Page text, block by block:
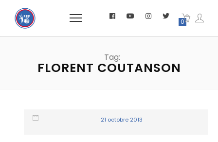
0
Tag:
FLORENT COUTANSON
21 octobre 2013